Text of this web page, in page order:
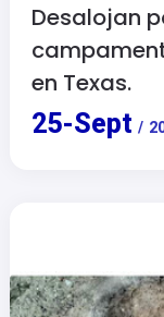
Desalojan
en Texas.
25-Sept /